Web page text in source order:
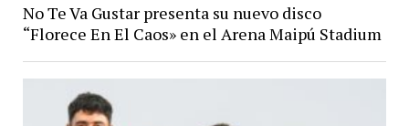
No Te Va Gustar presenta su nuevo disco
“Florece En El Caos» en el Arena Maipú Stadium